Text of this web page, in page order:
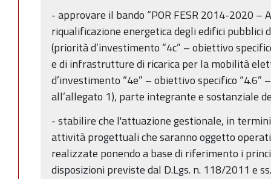
- approvare il bando “POR FESR 2014-2020 –
riqualificazione energetica degli edifici pubblici
(priorità d’investimento “4c” – obiettivo
e di infrastrutture di ricarica per la mobilità
d’investimento “4e” – obiettivo specifico “4.6” –
all’allegato 1), parte integrante e sostanziale
- stabilire che l'attuazione gestionale, in
attività progettuali che saranno oggetto
realizzate ponendo a base di riferimento i
disposizioni previste dal D.Lgs. n. 118/2011 e